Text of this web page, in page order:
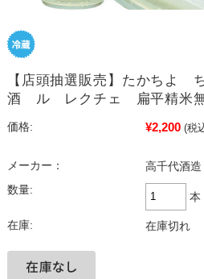
【店頭抽選販売】たかちよ
酒 ル レクチェ 扁平精米
価格: ¥2,200 (税
メーカー：
高千代酒造
数量:
本
在庫: 在庫切れ